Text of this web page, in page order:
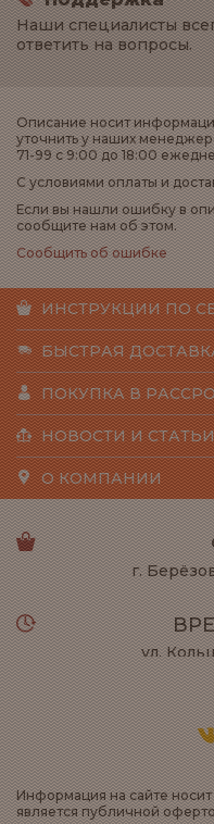
Наши специалисты
ответить на вопросы.
Описание носит
уточнить у наших
71-99 с 9:00 до 18:00
С условиями оплаты и
Если вы нашли ошибку в
сообщите нам об этом.
Сообщить об ошибке
ИНСТРУКЦИИ ПО
БЫСТРАЯ
ПОКУПКА В
НОВОСТИ И СТАТЬИ
О КОМПАНИИ
г.
ул.
ул.
8
Информация на сайте
является публичной